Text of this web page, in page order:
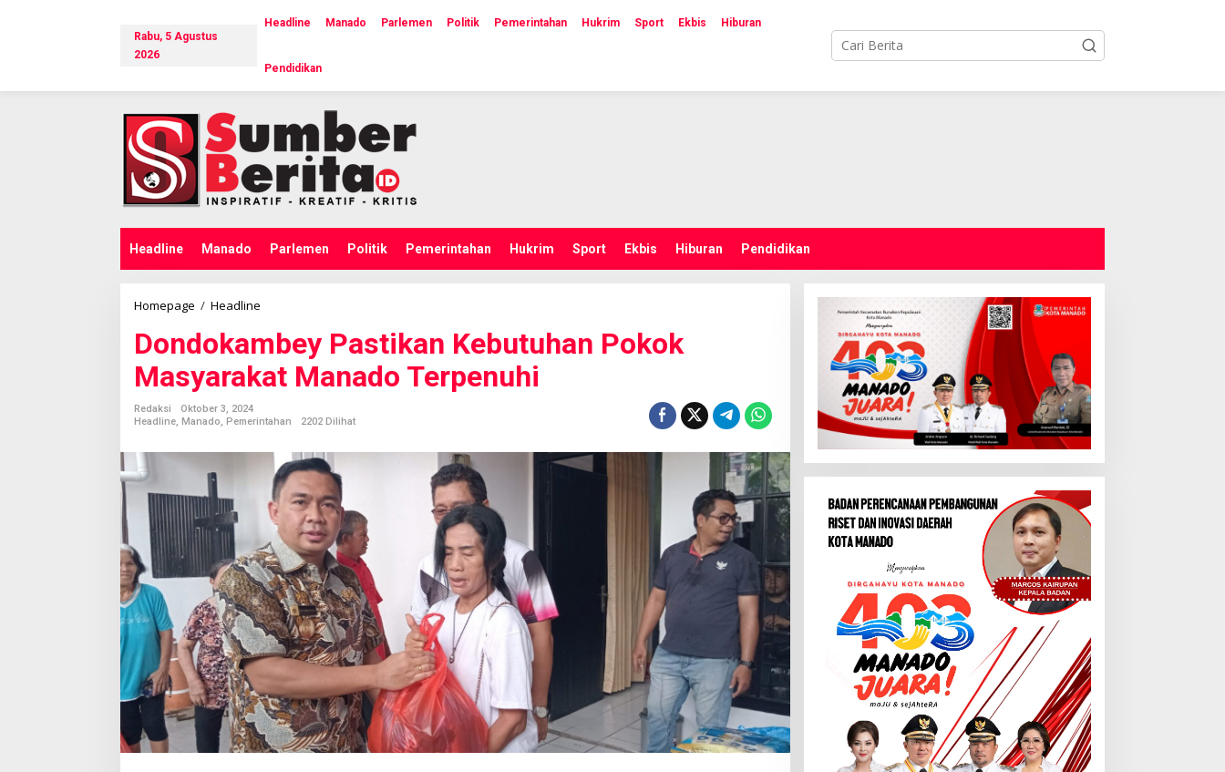
i
Rabu, 5 Agustus
2026
Headline Manado Parlemen Politik Pemerintahan Hukrim Sport Ekbis Hiburan
Pendidikan
Headline Manado Parlemen Politik Pemerintahan Hukrim Sport Ekbis Hiburan Pendidikan
Homepage / Headline
n
d
o
k
m
e
a
i
k
a
n
K
e
b
u
h
a
n
Dondokambey Pastikan Kebutuhan Pokok
Masyarakat Manado Terpenuhi
Redaksi
Oktober 3, 2024
Headline, Manado, Pemerintahan 2202 Dilihat